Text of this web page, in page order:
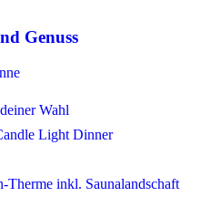
Genuss
Wahl
Light Dinner
Therme inkl. Saunalandschaft